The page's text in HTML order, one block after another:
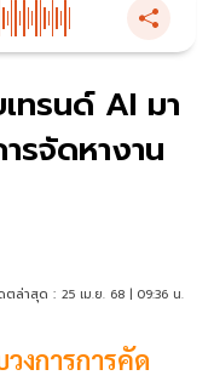
ทรนด์ AI มา
รจัดหางาน
ตล่าสุด : 25 เม.ย. 68 | 09:36 น.
งการการคัด